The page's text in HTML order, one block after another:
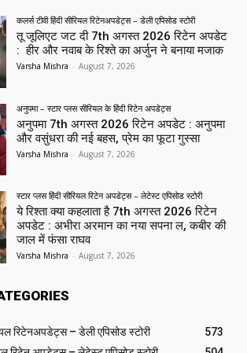
कलर्स टीवी हिंदी सीरियल रिटेनअपडेट्स – डेली एपिसोड स्टोरी
तू जूलिएट जट दी 7th अगस्त 2026 रिटेन अपडेट
: हीर और नवाब के रिश्ते का अर्जुन ने बनाया मजाक
Varsha Mishra - August 7, 2026
अनुपमा – स्टार प्लस सीरियल के हिंदी रिटेन अपडेट्स
अनुपमा 7th अगस्त 2026 रिटेन अपडेट : अनुपमा
और वसुंधरा की नई बहस, प्रेम का फूटा गुस्सा
Varsha Mishra - August 7, 2026
स्टार प्लस हिंदी सीरियल रिटेन अपडेट्स – लेटेस्ट एपिसोड स्टोरी
ये रिश्ता क्या कहलाता है 7th अगस्त 2026 रिटेन
अपडेट : अभीरा अरमान का नया सपना ल, कबीर की
जाल में फंसा राघव
Varsha Mishra - August 7, 2026
रिटेनअपडेट्स – डेली एपिसोड स्टोरी
573